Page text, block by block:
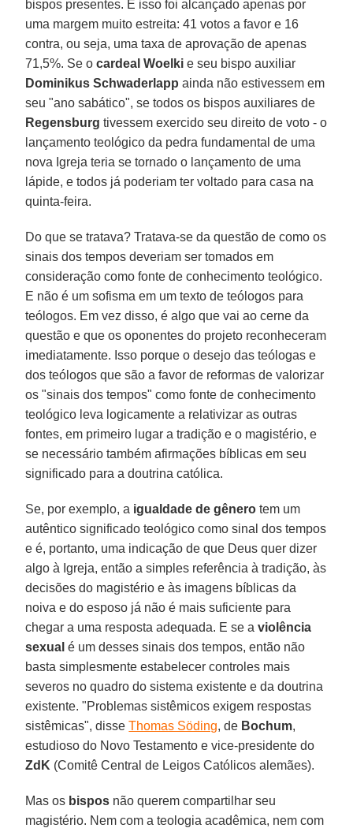
bispos presentes. E isso foi alcançado apenas por
uma margem muito estreita: 41 votos a favor e 16
contra, ou seja, uma taxa de aprovação de apenas
71,5%. Se ocardeal Woelki e seu bispo auxiliar
Dominikus Schwaderlapp ainda não estivessem em
seu "ano sabático", se todos os bispos auxiliares de
Regensburg tivessem exercido seu direito de voto - o
lançamento teológico da pedra fundamental de uma
nova Igreja teria se tornado o lançamento de uma
lápide, e todos já poderiam ter voltado para casa na
quinta-feira.
Do que se tratava? Tratava-se da questão de como os
sinais dos tempos deveriam ser tomados em
consideração como fonte de conhecimento teológico.
E não é um sofisma em um texto de teólogos para
teólogos. Em vez disso, é algo que vai ao cerne da
questão e que os oponentes do projeto reconheceram
imediatamente. Isso porque o desejo das teólogas e
dos teólogos que são a favor de reformas de valorizar
os "sinais dos tempos" como fonte de conhecimento
teológico leva logicamente a relativizar as outras
fontes, em primeiro lugar a tradição e o magistério, e
se necessário também afirmações bíblicas em seu
significado para a doutrina católica.
Se, por exemplo, a igualdade de gênero tem um
autêntico significado teológico como sinal dos tempos
e é, portanto, uma indicação de que Deus quer dizer
algo à Igreja, então a simples referência à tradição, às
decisões do magistério e às imagens bíblicas da
noiva e do esposo já não é mais suficiente para
chegar a uma resposta adequada. E se aviolência
sexual é um desses sinais dos tempos, então não
basta simplesmente estabelecer controles mais
severos no quadro do sistema existente e da doutrina
existente. "Problemas sistêmicos exigem respostas
sistêmicas", disseThomas Söding, de Bochum,
estudioso do Novo Testamento e vice-presidente do
ZdK (Comitê Central de Leigos Católicos alemães).
Mas os bispos não querem compartilhar seu
magistério. Nem com a teologia acadêmica, nem com